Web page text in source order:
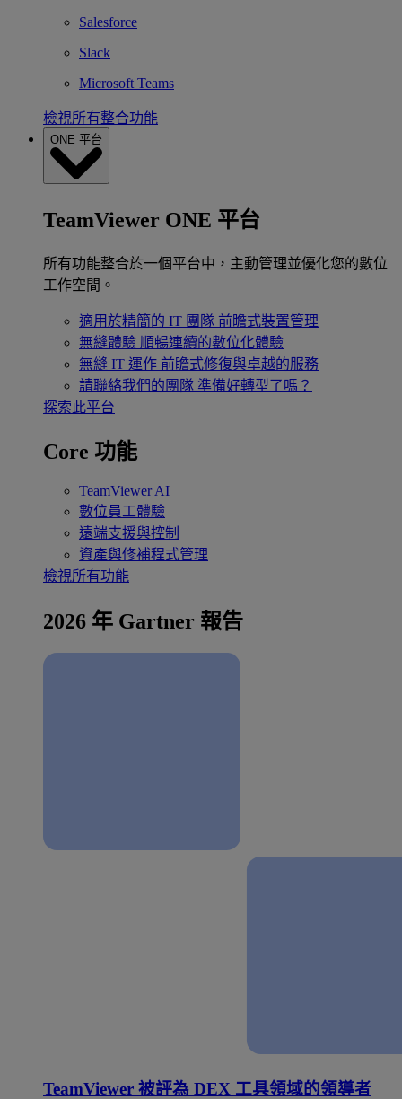
Salesforce
Slack
Microsoft Teams
檢視所有整合功能
ONE 平台
TeamViewer ONE 平台
所有功能整合於一個平台中，主動管理並優化您的數位
工作空間。
適用於精簡的 IT 團隊 前瞻式裝置管理
無縫體驗 順暢連續的數位化體驗
無縫 IT 運作 前瞻式修復與卓越的服務
請聯絡我們的團隊 準備好轉型了嗎？
探索此平台
Core 功能
TeamViewer AI
數位員工體驗
遠端支援與控制
資產與修補程式管理
檢視所有功能
2026 年 Gartner 報告
TeamViewer 被評為 DEX 工具領域的領導者